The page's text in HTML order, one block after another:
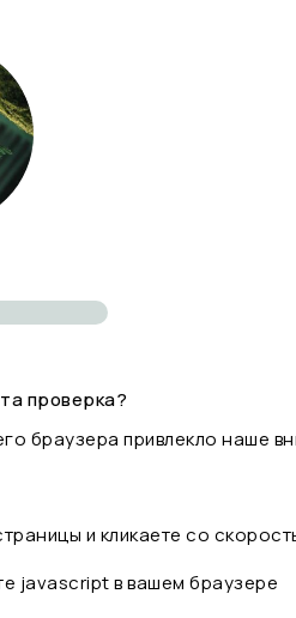
проверка?
браузера привлекло наше
и кликаете со
javascript в вашем браузере